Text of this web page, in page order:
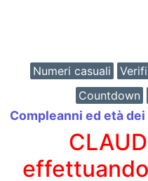
Numeri casuali
Countdown
Compleanni ed età